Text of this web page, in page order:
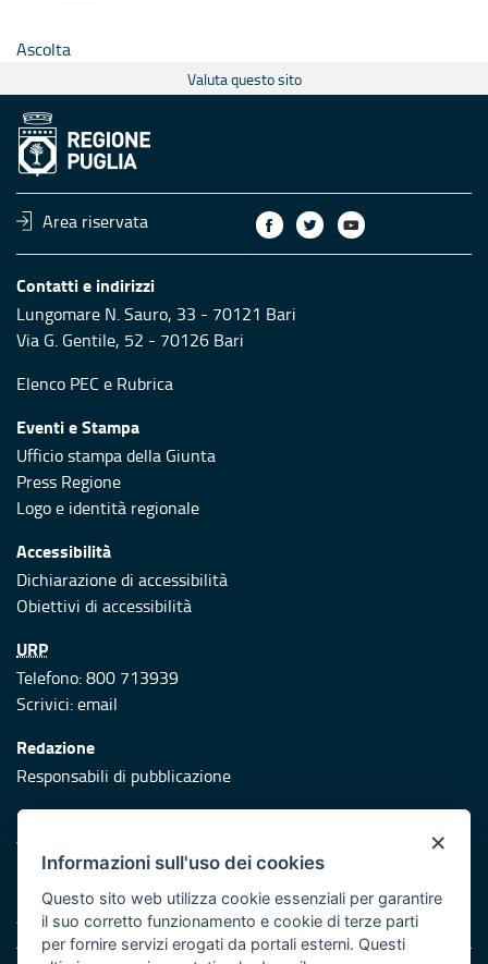
Ascolta
Valuta questo sito
Area riservata
Contatti e indirizzi
Lungomare N. Sauro, 33 - 70121 Bari
Via G. Gentile, 52 - 70126 Bari
Elenco PEC e Rubrica
Eventi e Stampa
Ufficio stampa della Giunta
Press Regione
Logo e identità regionale
Accessibilità
Dichiarazione di accessibilità
Obiettivi di accessibilità
URP
Telefono: 800 713939
Scrivici:email
Redazione
Responsabili di pubblicazione
Protezione civile
Vai al sito di Protezione Civile Puglia
Iniziativa finanziata con risorse del POR Puglia 2014/2020 -
Asse XI
×
Informazioni sull'uso dei cookies
Questo sito web utilizza cookie essenziali per garantire
il suo corretto funzionamento e cookie di terze parti
per fornire servizi erogati da portali esterni. Questi